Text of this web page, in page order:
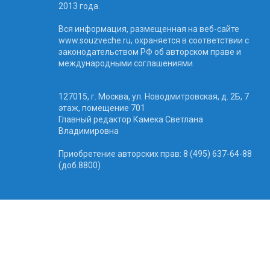
2013 года.
Вся информация, размещенная на веб-сайте
www.souzveche.ru, охраняется в соответствии с
законодательством РФ об авторском праве и
международными соглашениями.
127015, г. Москва, ул. Новодмитровская, д. 2Б, 7
этаж, помещение 701
Главный редактор Камека Светлана
Владимировна
Приобретение авторских прав: 8 (495) 637-64-88
(доб.8800)